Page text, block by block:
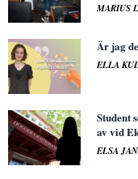
MARIUS
Är jag
ELLA
Student
av vid
ELSA